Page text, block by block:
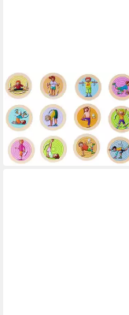
EICHHORN
Spiel Outdoor,
Bewegungsspiel
ab 10,83 €
in 1-2 Werktagen bei dir